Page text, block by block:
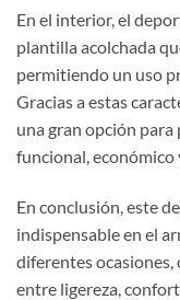
En el interior, el
plantilla acolchada
permitiendo un uso
Gracias a estas
una gran opción para
funcional,
En conclusión, este
indispensable en el
diferentes
entre ligereza,